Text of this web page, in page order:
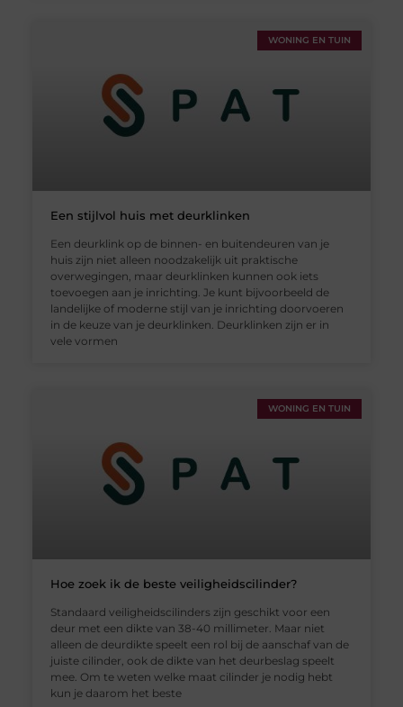
WONING EN TUIN
Een stijlvol huis met deurklinken
Een deurklink op de binnen- en buitendeuren van je
huis zijn niet alleen noodzakelijk uit praktische
overwegingen, maar deurklinken kunnen ook iets
toevoegen aan je inrichting. Je kunt bijvoorbeeld de
landelijke of moderne stijl van je inrichting doorvoeren
in de keuze van je deurklinken. Deurklinken zijn er in
vele vormen
WONING EN TUIN
Hoe zoek ik de beste veiligheidscilinder?
Standaard veiligheidscilinders zijn geschikt voor een
deur met een dikte van 38-40 millimeter. Maar niet
alleen de deurdikte speelt een rol bij de aanschaf van de
juiste cilinder, ook de dikte van het deurbeslag speelt
mee. Om te weten welke maat cilinder je nodig hebt
kun je daarom het beste